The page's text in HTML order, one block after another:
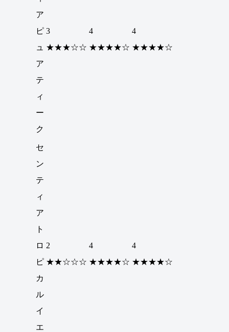
ア
ピ
ュ
ア
テ
ィ
ー
ク
3
★★★☆☆
4
★★★★☆
4
★★★★☆
セ
ン
テ
ィ
ア
ト
ロ
ピ
カ
ル
イ
エ
2
★★☆☆☆
4
★★★★☆
4
★★★★☆